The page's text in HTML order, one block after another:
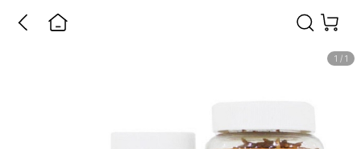
1 / 1